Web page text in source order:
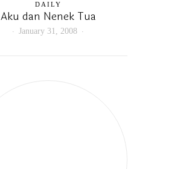
DAILY
Aku dan Nenek Tua
January 31, 2008